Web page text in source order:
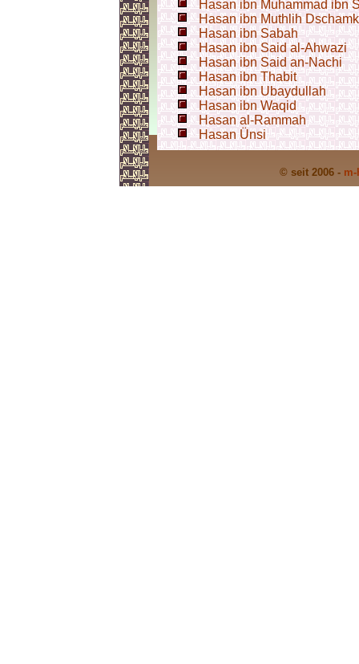
Hasan ibn Muhammad ibn
Hasan ibn Muthlih
Hasan ibn Sabah
Hasan ibn Said al-Ahwazi
Hasan ibn Said an-Nachi
Hasan ibn Thabit
Hasan ibn Ubaydullah
Hasan ibn Waqid
Hasan al-Rammah
Hasan Ünsi
© seit 2006 -